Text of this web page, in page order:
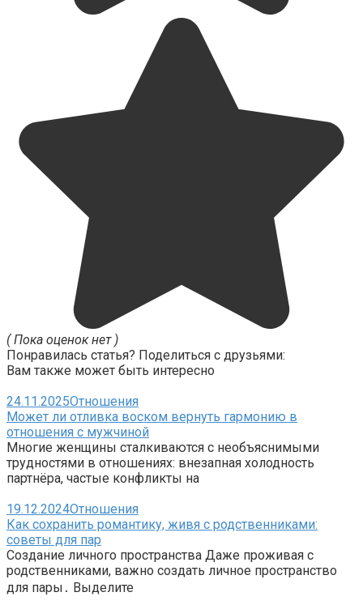
( Пока оценок нет )
Понравилась статья? Поделиться с друзьями:
Вам также может быть интересно
24.11.2025Отношения
Может ли отливка воском вернуть гармонию в
отношения с мужчиной
Многие женщины сталкиваются с необъяснимыми
трудностями в отношениях: внезапная холодность
партнёра, частые конфликты на
19.12.2024Отношения
Как сохранить романтику, живя с родственниками:
советы для пар
Создание личного пространства Даже проживая с
родственниками, важно создать личное пространство
для пары․ Выделите